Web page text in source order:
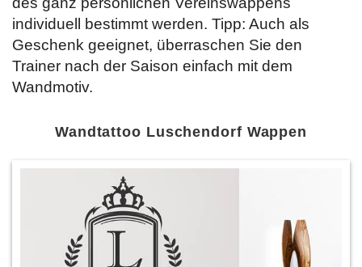
individuell bestimmt werden. Tipp: Auch als
Geschenk geeignet, überraschen Sie den
Trainer nach der Saison einfach mit dem
Wandmotiv.
Wandtattoo Luschendorf Wappen